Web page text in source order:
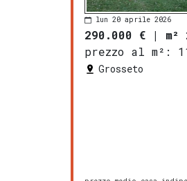
lun 20 aprile 2026
290.000 € | m²
prezzo al m²:
Grosseto